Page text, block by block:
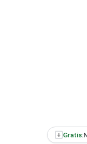
+ Gratis: